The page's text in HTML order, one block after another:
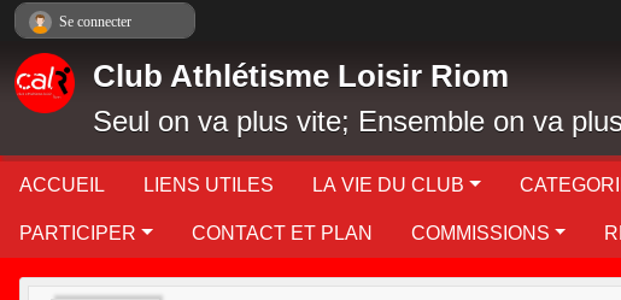
Club Athlétisme Loisir Riom
Seul on va plus vite; Ensemble on va
ACCUEIL LIENS UTILES LA VIE DU CLUB
PARTICIPER CONTACT ET PLAN COMMISSIONS
Se connecter
Panneau de gestion des cookies